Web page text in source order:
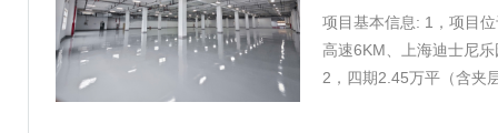
合： 对比周边专业冷链
道协同 ，租金更亲民，
大型国企及知名企业入
项目基本信息: 1，项目
高速6KM、上海迪士尼
2，四期2.45万平（含夹